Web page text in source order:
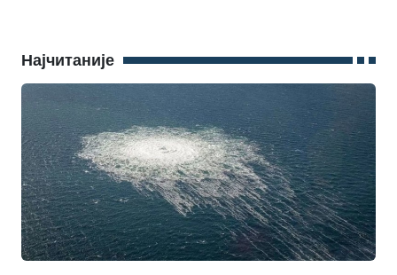
Најчитаније